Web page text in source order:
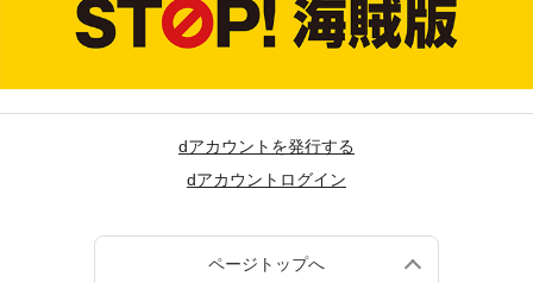
dアカウントを発行する
dアカウントログイン
ページトップへ